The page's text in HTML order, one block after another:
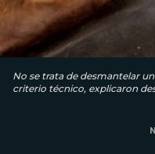
No se trata de desmantelar
criterio técnico, explicaron